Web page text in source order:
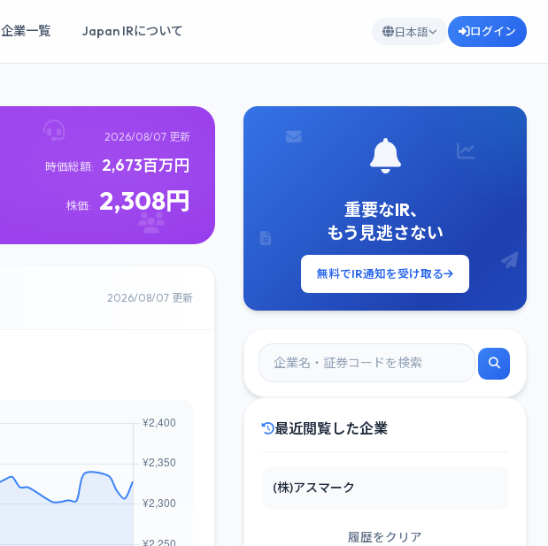
企業一覧 Japan IRについて 日本語 ログイン
2026/08/07 更新
時価総額: 2,673百万円
株価: 2,308円
2026/08/07 更新
重要なIR、
もう見逃さない
無料でIR通知を受け取る
最近閲覧した企業
(株)アスマーク
履歴をクリア